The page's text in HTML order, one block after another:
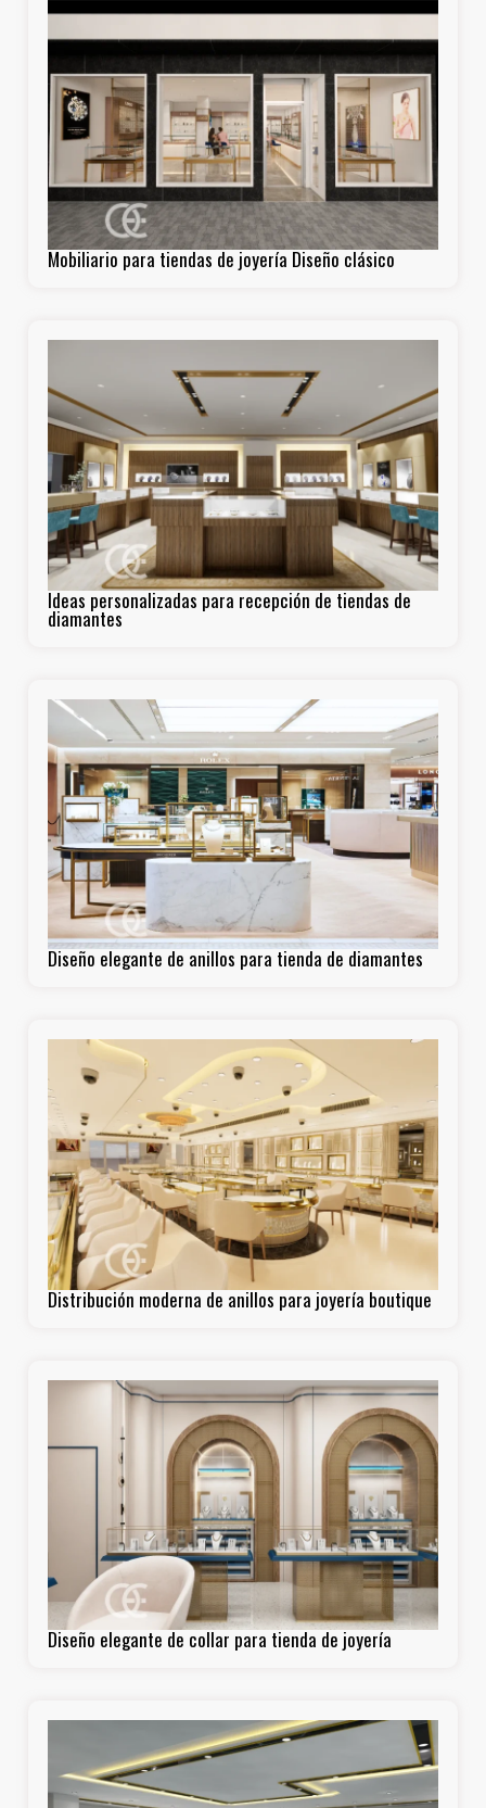
Mobiliario para tiendas de joyería Diseño clásico
Ideas personalizadas para recepción de tiendas de
diamantes
Diseño elegante de anillos para tienda de diamantes
Distribución moderna de anillos para joyería boutique
Diseño elegante de collar para tienda de joyería